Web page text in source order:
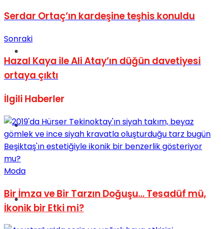
Sinema
Tatil
Serdar Ortaç’ın kardeşine teşhis konuldu
Sonraki
Hazal Kaya ile Ali Atay’ın düğün davetiyesi
ortaya çıktı
İlgili Haberler
Moda
Bir İmza ve Bir Tarzın Doğuşu… Tesadüf mü,
İkonik bir Etki mi?